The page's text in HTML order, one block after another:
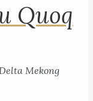
Quoq